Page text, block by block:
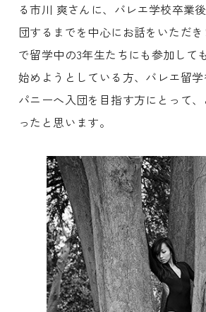
る市川 爽さんに、バレエ学校卒業
団するまでを中心にお話をいただ
で留学中の3年生たちにも参加して
始めようとしている方、バレエ留
パニーへ入団を目指す方にとって
ったと思います。